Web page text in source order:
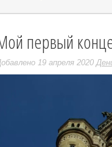
первый
19 апреля 2020